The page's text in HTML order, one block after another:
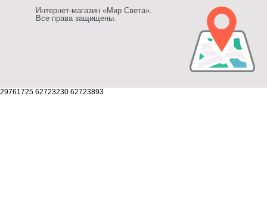
Интернет-магазин «Мир Света».
Все права защищены.
29761725 62723230 62723893